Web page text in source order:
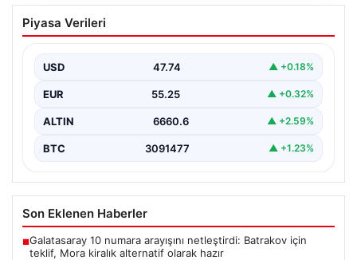
Kelebek chat adresi İle Çevrim içi
İletişimin Güvenli Adresi Ve Sohbet
Sanal çağında bireylerin kaliteli bir tarzda irtibat kurması
Piyasa Verileri
USD 47.74 ▲ +0.18%
EUR 55.25 ▲ +0.32%
ALTIN 6660.6 ▲ +2.59%
BTC 3091477 ▲ +1.23%
Son Eklenen Haberler
■Galatasaray 10 numara arayışını netleştirdi: Batrakov için
teklif, Mora kiralık alternatif olarak hazır